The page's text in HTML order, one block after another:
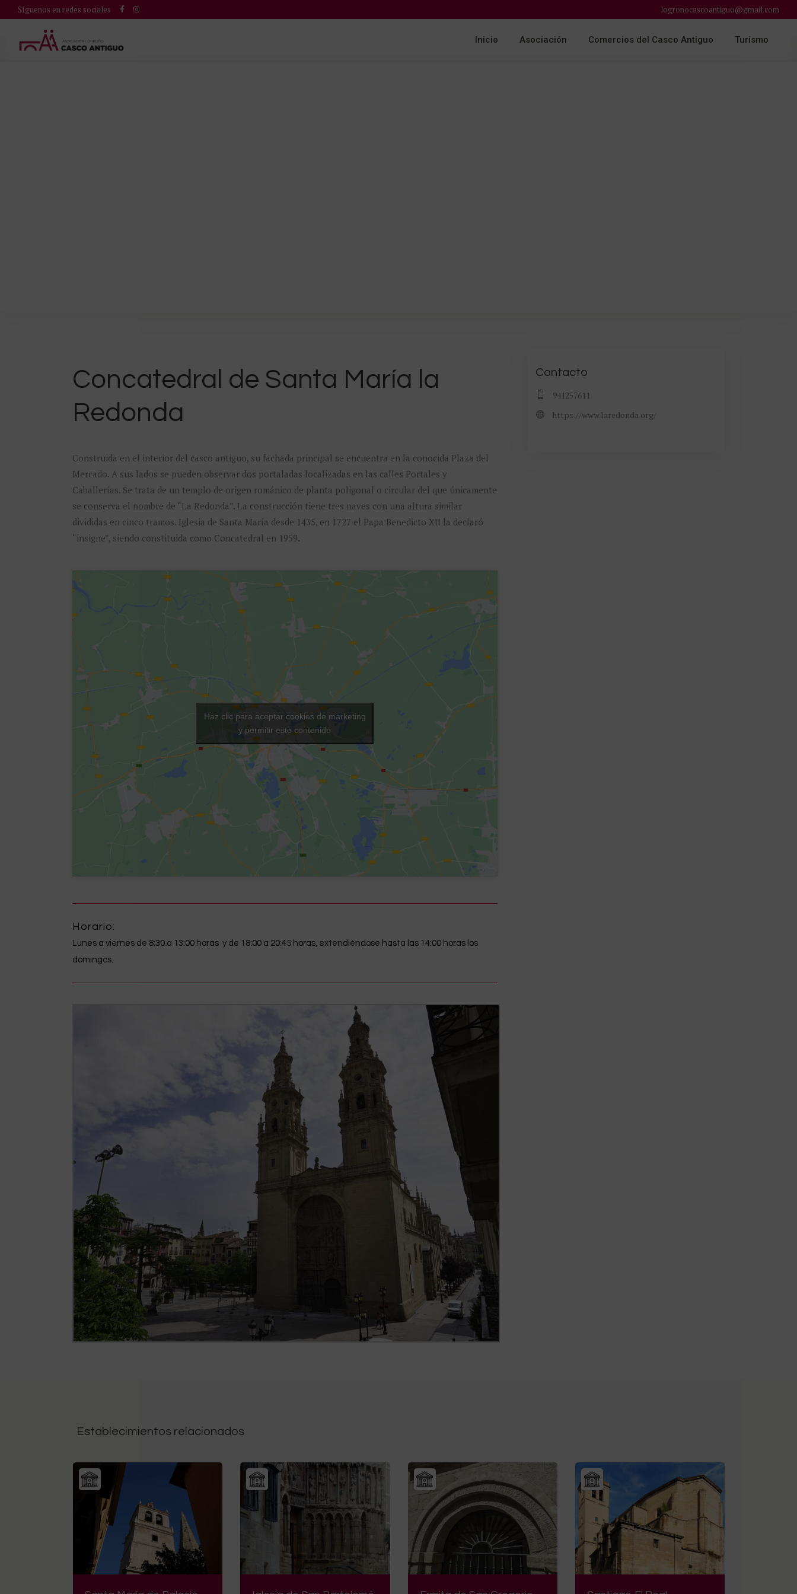
Síguenos en redes sociales logronocascoantiguo@gmail.com
Inicio Asociación Comercios del Casco Antiguo Turismo
Concatedral de Santa María la
Redonda
Construida en el interior del casco antiguo, su fachada principal se encuentra en la conocida Plaza del
Mercado. A sus lados se pueden observar dos portaladas localizadas en las calles Portales y
Caballerías. Se trata de un templo de origen románico de planta poligonal o circular del que únicamente
se conserva el nombre de “La Redonda”. La construcción tiene tres naves con una altura similar
divididas en cinco tramos. Iglesia de Santa María desde 1435, en 1727 el Papa Benedicto XII la declaró
“insigne”, siendo constituida como Concatedral en 1959.
Haz clic para aceptar cookies de marketing
y permitir este contenido
Horario:
Lunes a viernes de 8:30 a 13:00 horas y de 18:00 a 20:45 horas, extendiéndose hasta las 14:00 horas los
domingos.
Contacto
941257611
https://www.laredonda.org/
Establecimientos relacionados